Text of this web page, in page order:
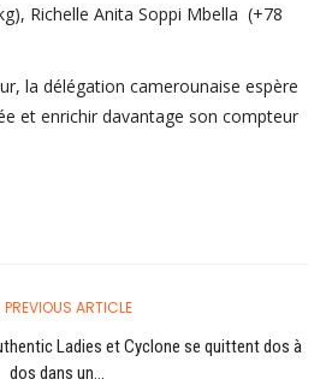
Richelle Anita Soppi Mbella (+78
la délégation camerounaise espère
et enrichir davantage son compteur
PREVIOUS ARTICLE
Ladies et Cyclone se quittent dos à
dos dans un...